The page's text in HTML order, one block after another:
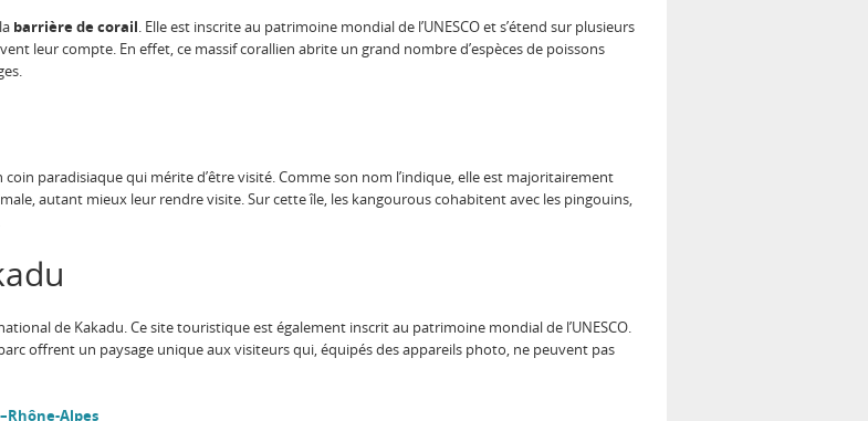
barrière de corail. Elle est inscrite au patrimoine mondial de l’UNESCO et s’étend sur plusieurs
leur compte. En effet, ce massif corallien abrite un grand nombre d’espèces de poissons
paradisiaque qui mérite d’être visité. Comme son nom l’indique, elle est majoritairement
autant mieux leur rendre visite. Sur cette île, les kangourous cohabitent avec les pingouins,
de Kakadu. Ce site touristique est également inscrit au patrimoine mondial de l’UNESCO.
offrent un paysage unique aux visiteurs qui, équipés des appareils photo, ne peuvent pas
Alpes